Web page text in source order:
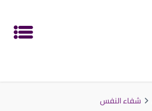
شفاء النفس